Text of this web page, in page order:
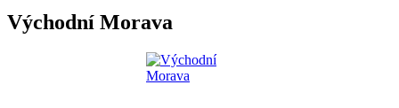
Východní Morava